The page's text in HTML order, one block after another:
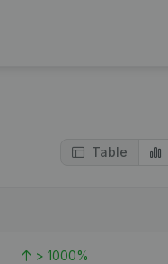
Table
> 1000%